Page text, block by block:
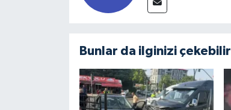
Bunlar da ilginizi çekebilir